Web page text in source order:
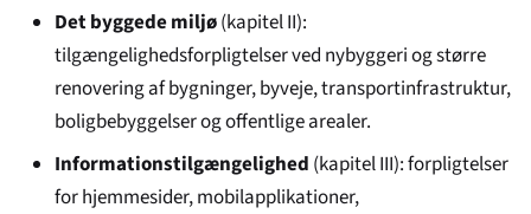
Det byggede miljø(kapitel II):
tilgængeligheds­forpligtelser ved nybyggeri og større
renovering af bygninger, byveje, transportinfrastruktur,
boligbebyggelser og offentlige arealer.
Informations­tilgængelighed (kapitel III): forpligtelser
for hjemmesider, mobilapplikationer,